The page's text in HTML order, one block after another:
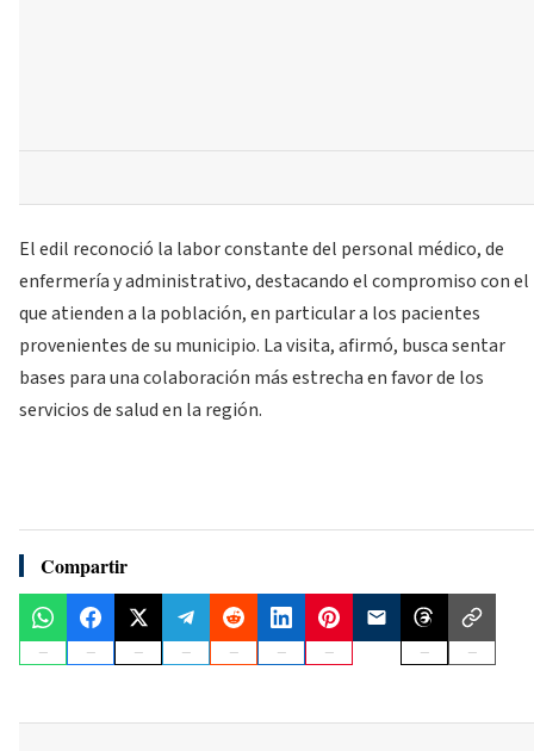
El edil reconoció la labor constante del personal médico, de
enfermería y administrativo, destacando el compromiso con el
que atienden a la población, en particular a los pacientes
provenientes de su municipio. La visita, afirmó, busca sentar
bases para una colaboración más estrecha en favor de los
servicios de salud en la región.
Compartir